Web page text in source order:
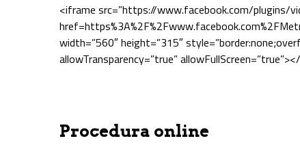
<iframe src=”https://www.facebook.com/plugins/
width=”560″ height=”315″
allowTransparency=”true”
Procedura online